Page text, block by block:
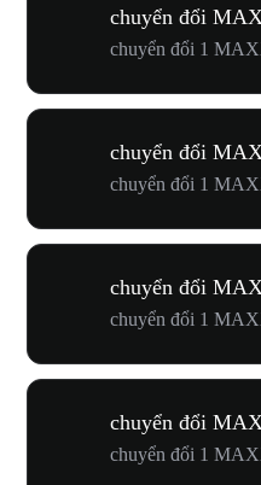
chuyển đổi
chuyển đổi 1
chuyển đổi
chuyển đổi 1
chuyển đổi
chuyển đổi 1
chuyển đổi
chuyển đổi 1